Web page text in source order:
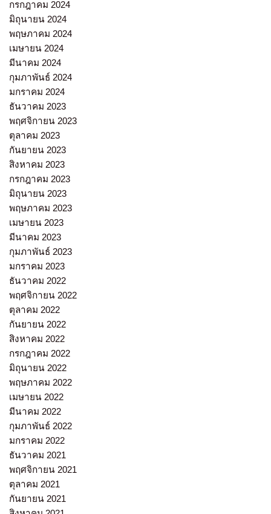
กรกฎาคม 2024
มิถุนายน 2024
พฤษภาคม 2024
เมษายน 2024
มีนาคม 2024
กุมภาพันธ์ 2024
มกราคม 2024
ธันวาคม 2023
พฤศจิกายน 2023
ตุลาคม 2023
กันยายน 2023
สิงหาคม 2023
กรกฎาคม 2023
มิถุนายน 2023
พฤษภาคม 2023
เมษายน 2023
มีนาคม 2023
กุมภาพันธ์ 2023
มกราคม 2023
ธันวาคม 2022
พฤศจิกายน 2022
ตุลาคม 2022
กันยายน 2022
สิงหาคม 2022
กรกฎาคม 2022
มิถุนายน 2022
พฤษภาคม 2022
เมษายน 2022
มีนาคม 2022
กุมภาพันธ์ 2022
มกราคม 2022
ธันวาคม 2021
พฤศจิกายน 2021
ตุลาคม 2021
กันยายน 2021